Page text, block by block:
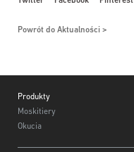
Powrót do Aktualności
Produkty
Moskitiery
Okucia